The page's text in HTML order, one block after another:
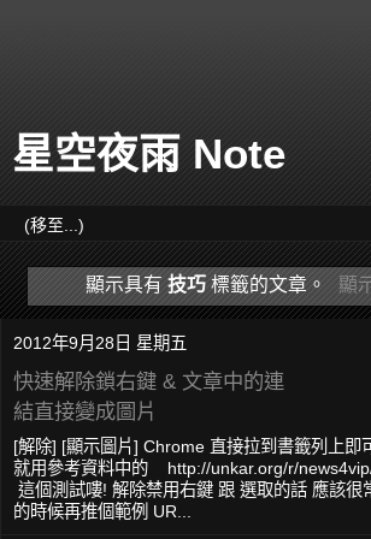
星空夜雨 Note
顯示具有 技巧標籤的文章。 顯
2012年9月28日 星期五
快速解除鎖右鍵 & 文章中的連
結直接變成圖片
[解除] [顯示圖片] Chrome 直接拉到書籤列上即
就用參考資料中的 http://unkar.org/r/
這個測試嘍! 解除禁用右鍵 跟 選取的話 應該很
的時候再推個範例 UR...